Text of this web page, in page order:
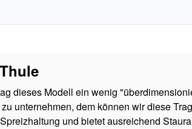
dieses Modell ein wenig
unternehmen, dem können wir diese
und bietet ausreichend